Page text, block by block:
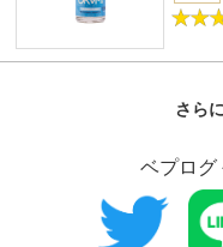
さら
ベプログ